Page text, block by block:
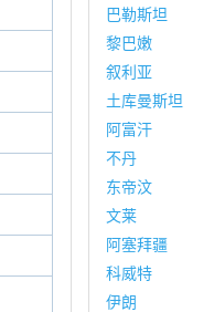
巴勒斯坦
黎巴嫩
叙利亚
土库曼斯坦
阿富汗
不丹
东帝汶
文莱
阿塞拜疆
科威特
伊朗